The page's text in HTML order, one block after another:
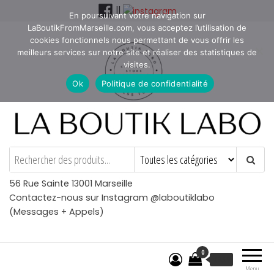
||
La Boutik Labo
La boutique de denicheur
de talents à Marseille en
56 Rue Sainte 13001 Marseille
Contactez-nous sur Instagram @laboutiklabo
(Messages + Appels)
0
En poursuivant votre navigation sur
LaBoutikFromMarseille.com, vous acceptez l’utilisation de
cookies fonctionnels nous permettant de vous offrir les
meilleurs services sur notre site et réaliser des statistiques de
visites.
Ok
Politique de confidentialité